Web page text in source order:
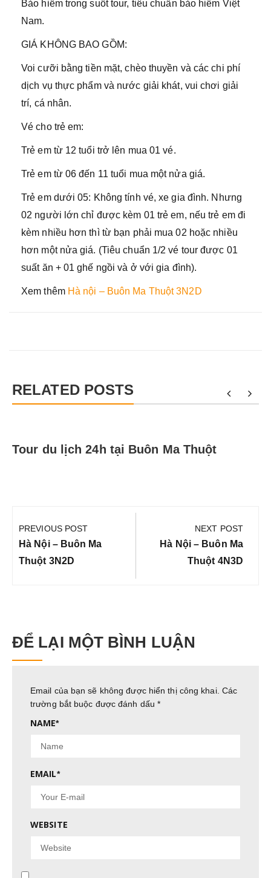
Bảo hiểm trong suốt tour, tiêu chuẩn bảo hiểm Việt
Nam.
GIÁ KHÔNG BAO GỒM:
Voi cưỡi bằng tiền mặt, chèo thuyền và các chi phí
dịch vụ thực phẩm và nước giải khát, vui chơi giải
trí, cá nhân.
Vé cho trẻ em:
Trẻ em từ 12 tuổi trở lên mua 01 vé.
Trẻ em từ 06 đến 11 tuổi mua một nửa giá.
Trẻ em dưới 05: Không tính vé, xe gia đình. Nhưng
02 người lớn chỉ được kèm 01 trẻ em, nếu trẻ em đi
kèm nhiều hơn thì từ bạn phải mua 02 hoặc nhiều
hơn một nửa giá. (Tiêu chuẩn 1/2 vé tour được 01
suất ăn + 01 ghế ngồi và ở với gia đình).
Xem thêm Hà nội – Buôn Ma Thuột 3N2D
RELATED POSTS
Tour du lịch 24h tại Buôn Ma Thuột
hướng
bài
viết
PREVIOUS POST
Previous
Post:
Hà Nội – Buôn Ma
Thuột 3N2D
NEXT POST
Next
Hà Nội – Buôn Ma
Thuột 4N3D
ĐỂ LẠI MỘT BÌNH LUẬN
Email của bạn sẽ không được hiển thị công khai. Các
trường bắt buộc được đánh dấu*
NAME*
EMAIL*
WEBSITE